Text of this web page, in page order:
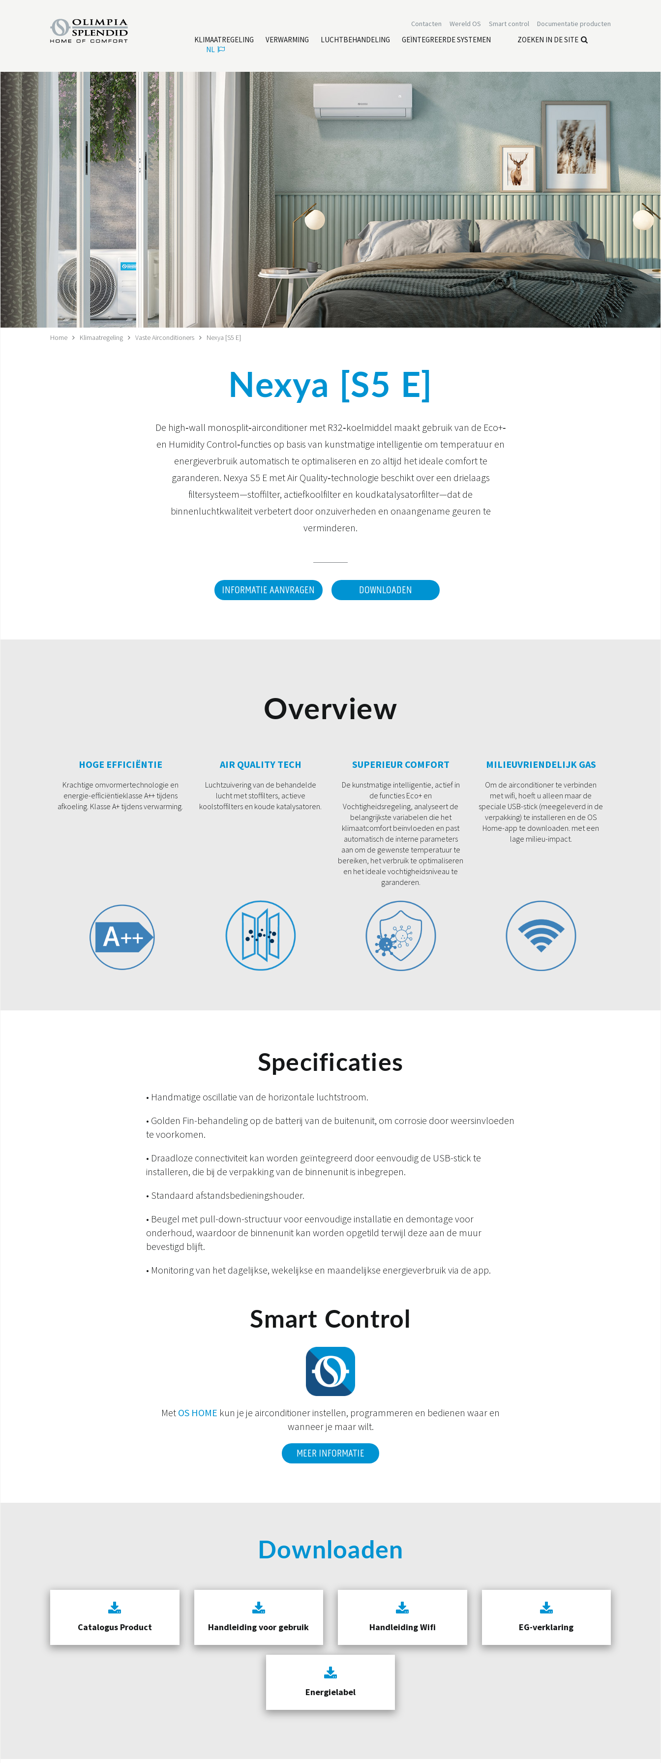
Documentatie producten
Smart control
Wereld OS
Contacten
KLIMAATREGELING VERWARMING LUCHTBEHANDELING GEÏNTEGREERDE SYSTEMEN
ZOEKEN IN DE SITE
NL
Home Klimaatregeling Vaste Airconditioners Nexya [S5 E]
Nexya [S5 E]
De high‑wall monosplit‑airconditioner met R32‑koelmiddel maakt gebruik van de Eco+‑
en Humidity Control‑functies op basis van kunstmatige intelligentie om temperatuur en
energieverbruik automatisch te optimaliseren en zo altijd het ideale comfort te
garanderen. Nexya S5 E met Air Quality‑technologie beschikt over een drielaags
filtersysteem—stoffilter, actiefkoolfilter en koudkatalysatorfilter—dat de
binnenluchtkwaliteit verbetert door onzuiverheden en onaangename geuren te
verminderen.
INFORMATIE AANVRAGEN DOWNLOADEN
Overview
HOGE EFFICIËNTIE
Krachtige omvormertechnologie en
energie-efficiëntieklasse A++ tijdens
afkoeling. Klasse A+ tijdens verwarming.
AIR QUALITY TECH
Luchtzuivering van de behandelde
lucht met stoffilters, actieve
koolstoffilters en koude katalysatoren.
SUPERIEUR COMFORT
De kunstmatige intelligentie, actief in
de functies Eco+ en
Vochtigheidsregeling, analyseert de
belangrijkste variabelen die het
klimaatcomfort beïnvloeden en past
automatisch de interne parameters
aan om de gewenste temperatuur te
bereiken, het verbruik te optimaliseren
en het ideale vochtigheidsniveau te
garanderen.
MILIEUVRIENDELIJK GAS
Om de airconditioner te verbinden
met wifi, hoeft u alleen maar de
speciale USB-stick (meegeleverd in de
verpakking) te installeren en de OS
Home-app te downloaden. met een
lage milieu-impact.
Specificaties
• Handmatige oscillatie van de horizontale luchtstroom.
• Golden Fin-behandeling op de batterij van de buitenunit, om corrosie door weersinvloeden
te voorkomen.
• Draadloze connectiviteit kan worden geïntegreerd door eenvoudig de USB-stick te
installeren, die bij de verpakking van de binnenunit is inbegrepen.
• Standaard afstandsbedieningshouder.
• Beugel met pull-down-structuur voor eenvoudige installatie en demontage voor
onderhoud, waardoor de binnenunit kan worden opgetild terwijl deze aan de muur
bevestigd blijft.
• Monitoring van het dagelijkse, wekelijkse en maandelijkse energieverbruik via de app.
Smart Control
Met OS HOME kun je je airconditioner instellen, programmeren en bedienen waar en
wanneer je maar wilt.
MEER INFORMATIE
Downloaden
Catalogus Product Handleiding voor gebruik Handleiding Wifi EG-verklaring
Energielabel